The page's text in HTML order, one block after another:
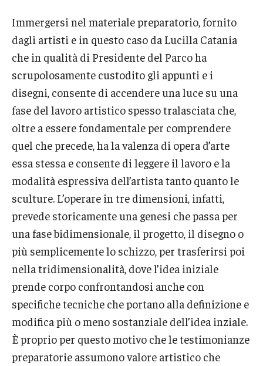
Alumni & Partners
Alumni
Give to Temple Rome
Gallery of Art
Current & Upcoming Exhibitions
Exhibition Archive
Contact the Gallery
Immergersi nel materiale preparatorio, fornito
dagli artisti e in questo caso da Lucilla Catania
che in qualità di Presidente del Parco ha
scrupolosamente custodito gli appunti e i
disegni, consente di accendere una luce su una
fase del lavoro artistico spesso tralasciata che,
oltre a essere fondamentale per comprendere
quel che precede, ha la valenza di opera d’arte
essa stessa e consente di leggere il lavoro e la
modalità espressiva dell’artista tanto quanto le
sculture. L’operare in tre dimensioni, infatti,
prevede storicamente una genesi che passa per
una fase bidimensionale, il progetto, il disegno o
più semplicemente lo schizzo, per trasferirsi poi
nella tridimensionalità, dove l’idea iniziale
prende corpo confrontandosi anche con
specifiche tecniche che portano alla definizione e
modifica più o meno sostanziale dell’idea inziale.
È proprio per questo motivo che le testimonianze
preparatorie assumono valore artistico che